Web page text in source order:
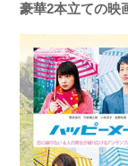
豪華2本立ての映